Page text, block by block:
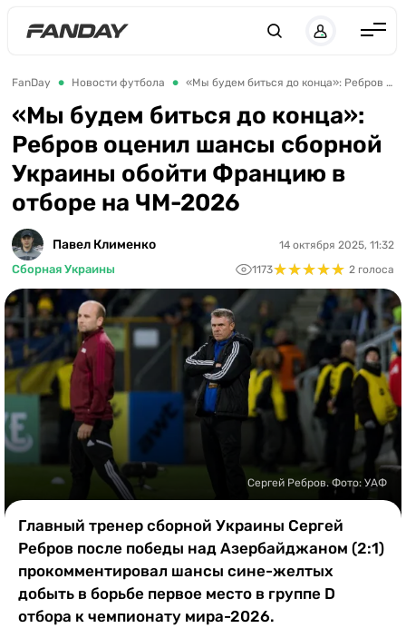
Англия
Испания
Германия
Италия
Франция
Украина
ЛЧ
ЛЕ
ЧЕ-2028
Букмекеры
Казино
FanDay Новости футбола «Мы будем биться до конца»: Ребров оценил шансы сборной Украины обойти Францию в отборе на ЧМ-2026
«Мы будем биться до конца»:
Ребров оценил шансы сборной
Украины обойти Францию в
отборе на ЧМ-2026
Павел Клименко
Сборная Украины
14 октября 2025, 11:32
1173★★★★★
★★★★★ 2 голоса
Сергей Ребров. Фото: УАФ
Главный тренер сборной Украины Сергей
Ребров после победы над Азербайджаном (2:1)
прокомментировал шансы сине-желтых
добыть в борьбе первое место в группе D
отбора к чемпионату мира-2026.